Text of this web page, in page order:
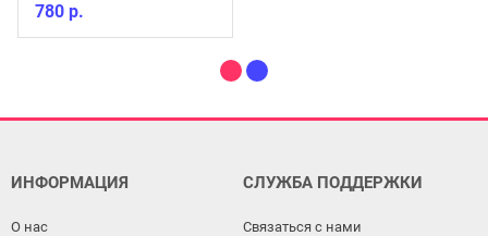
780 р.
ИНФОРМАЦИЯ
О нас
СЛУЖБА ПОДДЕРЖКИ
Связаться с нами